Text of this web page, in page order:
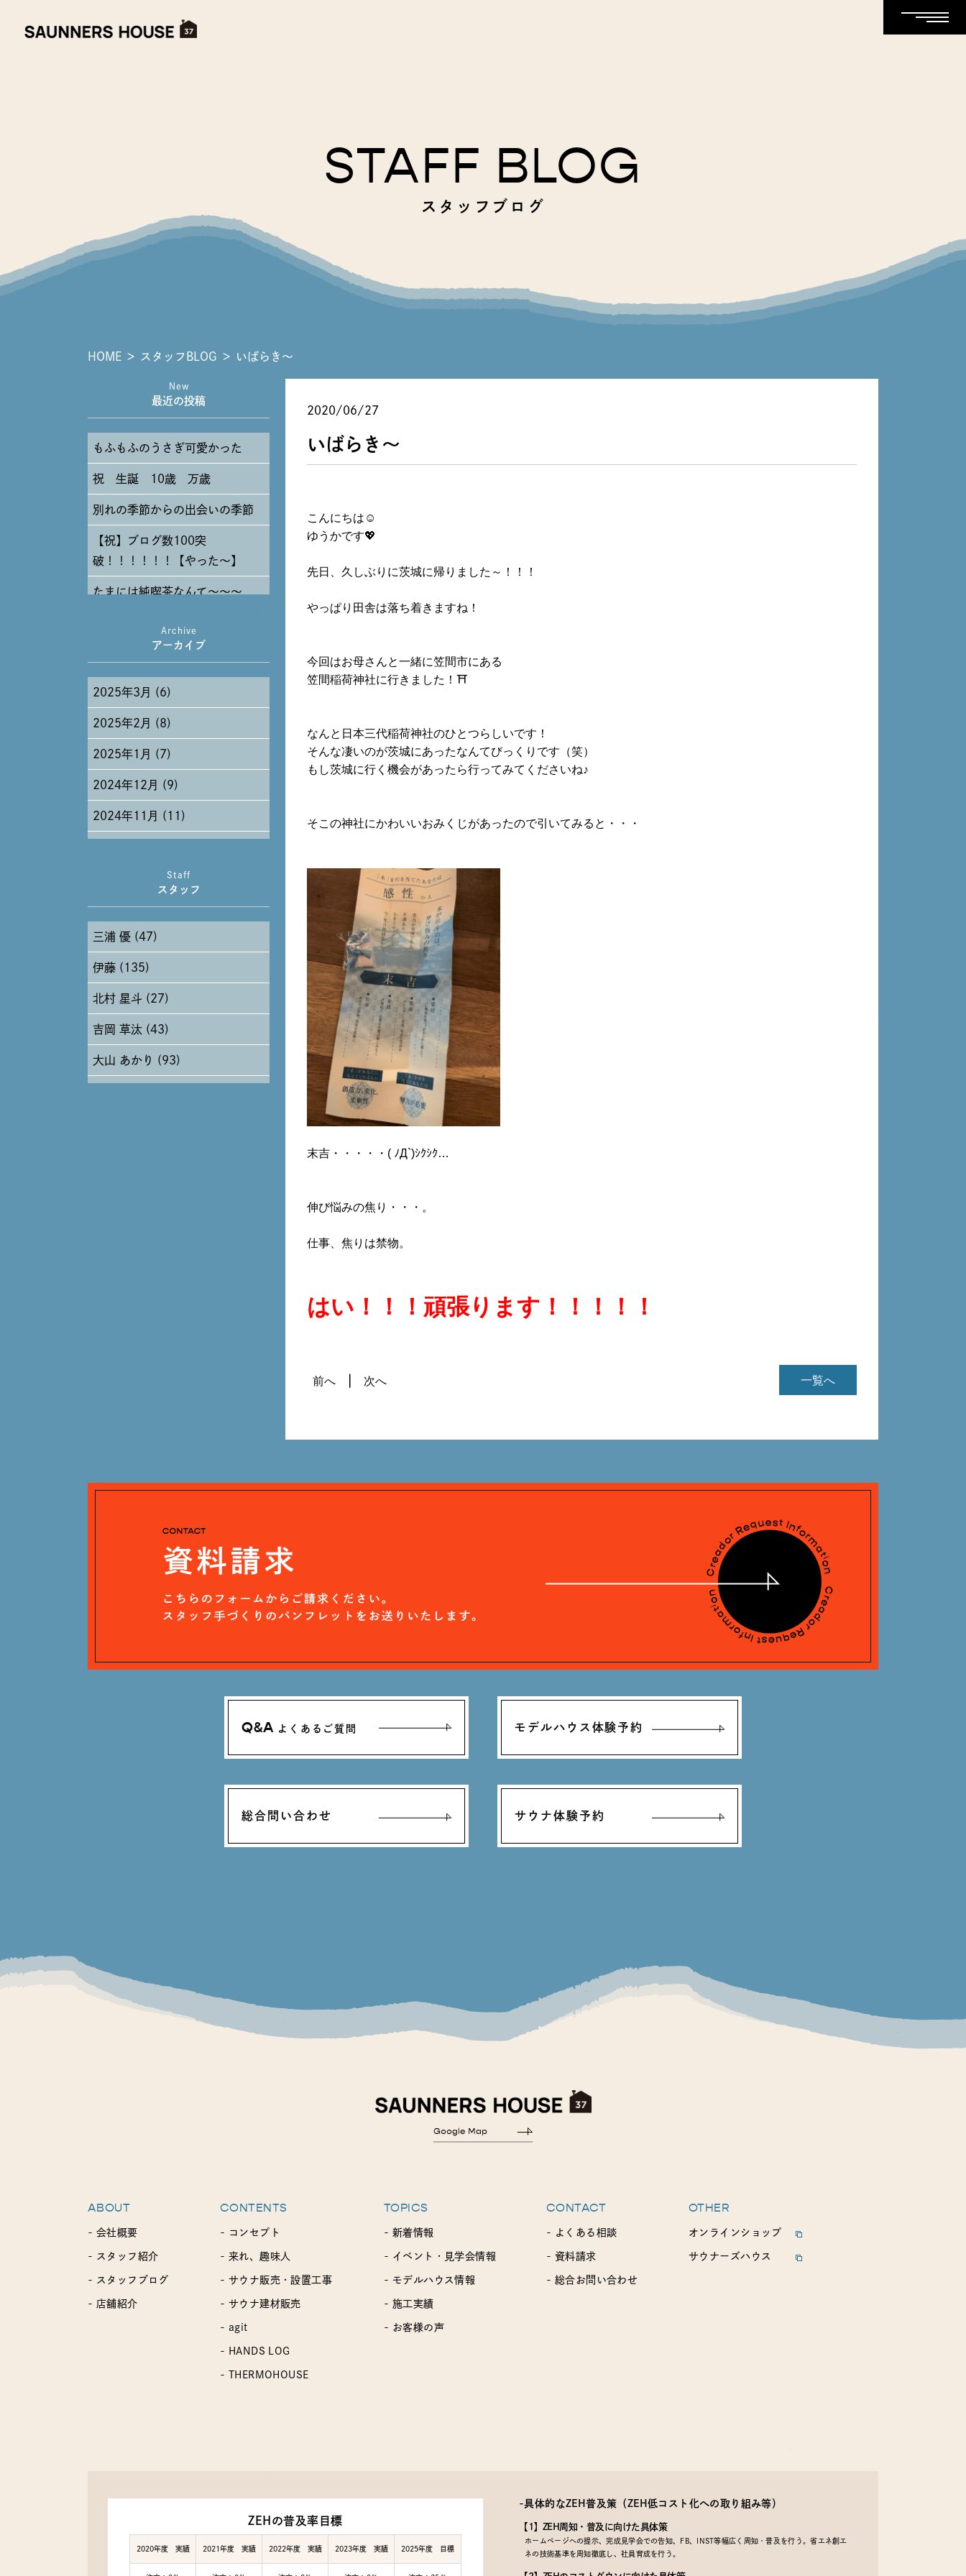
STAFF BLOG
スタッフブログ
HOME ＞ スタッフBLOG ＞ いばらき～
2020/06/27
いばらき～
こんにちは☺
ゆうかです💖
先日、久しぶりに茨城に帰りました～！！！
やっぱり田舎は落ち着きますね！
今回はお母さんと一緒に笠間市にある
笠間稲荷神社に行きました！⛩
なんと日本三代稲荷神社のひとつらしいです！
そんな凄いのが茨城にあったなんてびっくりです（笑）
もし茨城に行く機会があったら行ってみてくださいね♪
そこの神社にかわいいおみくじがあったので引いてみると・・・
末吉・・・・・( ﾉД`)ｼｸｼｸ…
伸び悩みの焦り・・・。
仕事、焦りは禁物。
はい！！！頑張ります！！！！！
一覧へ
前へ 次へ
New
最近の投稿
もふもふのうさぎ可愛かった
祝 生誕 10歳 万歳
別れの季節からの出会いの季節
【祝】ブログ数100突
破！！！！！！【やった～】
たまには純喫茶なんて～～～
Archive
アーカイブ
2025年3月 (6)
2025年2月 (8)
2025年1月 (7)
2024年12月 (9)
2024年11月 (11)
2024年9月 (11)
2024年8月 (11)
2024年7月 (11)
2024年6月 (12)
2024年5月 (19)
2024年4月 (17)
Staff
スタッフ
三浦 優 (47)
伊藤 (135)
北村 星斗 (27)
吉岡 草汰 (43)
大山 あかり (93)
Q&A よくあるご質問 モデルハウス体験予約
総合問い合わせ サウナ体験予約
ABOUT
- 会社概要
- スタッフ紹介
- スタッフブログ
- 店舗紹介
CONTENTS
- コンセプト
- 来れ、趣味人
- サウナ販売・設置工事
- サウナ建材販売
- agit
- HANDS LOG
- THERMOHOUSE
TOPICS
- 新着情報
- イベント・見学会情報
- モデルハウス情報
- 施工実績
- お客様の声
CONTACT
- よくある相談
- 資料請求
- 総合お問い合わせ
OTHER
オンラインショップ
サウナーズハウス
ZEHの普及率目標
2020年度 実績 2021年度 実績 2022年度 実績 2023年度 実績 2025年度 目標
-具体的なZEH普及策 （ZEH低コスト化への取り組み等）
【1】ZEH周知・普及に向けた具体策
ホームページへの提示、完成見学会での告知、FB、INST等幅広く周知・普及を行う。省エネ創エ
ネの技術基準を周知徹底し、社員育成を行う。